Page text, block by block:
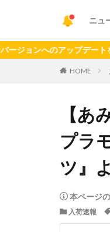
ニュ
のアップデートをお願い
HOME
【あ
プラ
ツ』
本ページ
入荷速報